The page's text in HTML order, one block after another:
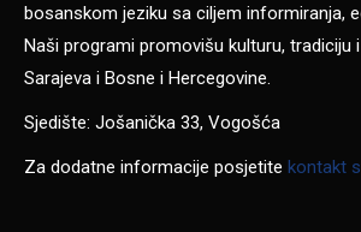
bosanskom jeziku sa ciljem informiranja,
Naši programi promovišu kulturu, tradiciju
Sarajeva i Bosne i Hercegovine.
Sjedište: Jošanička 33, Vogošća
Za dodatne informacije posjetite kontakt